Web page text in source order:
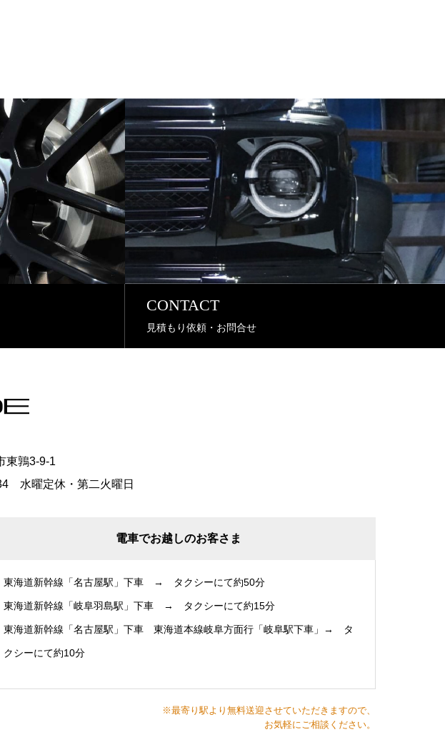
CONTACT
見積もり依頼・お問合せ
東鶉3-9-1
水曜定休・第二火曜日
電車でお越しのお客さま
東海道新幹線「名古屋駅」下車 → タクシーにて約50分
東海道新幹線「岐阜羽島駅」下車 → タクシーにて約15分
東海道新幹線「名古屋駅」下車 東海道本線岐阜方面行「岐阜駅下車」→ タ
クシーにて約10分
※最寄り駅より無料送迎させていただきますので、
お気軽にご相談ください。